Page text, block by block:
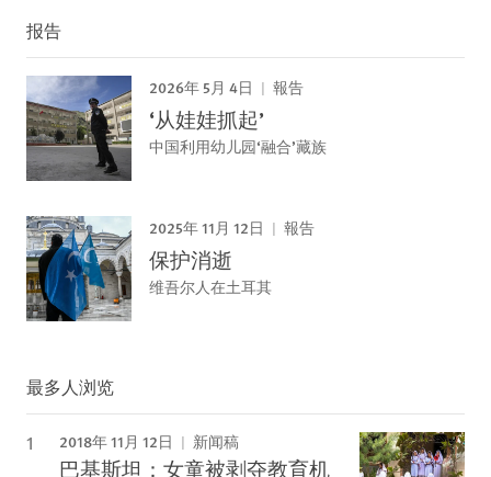
报告
2026年 5月 4日 報告
‘从娃娃抓起’
中国利用幼儿园‘融合’藏族
2025年 11月 12日 報告
保护消逝
维吾尔人在土耳其
最多人浏览
2018年 11月 12日 新闻稿
巴基斯坦：女童被剥夺教育机